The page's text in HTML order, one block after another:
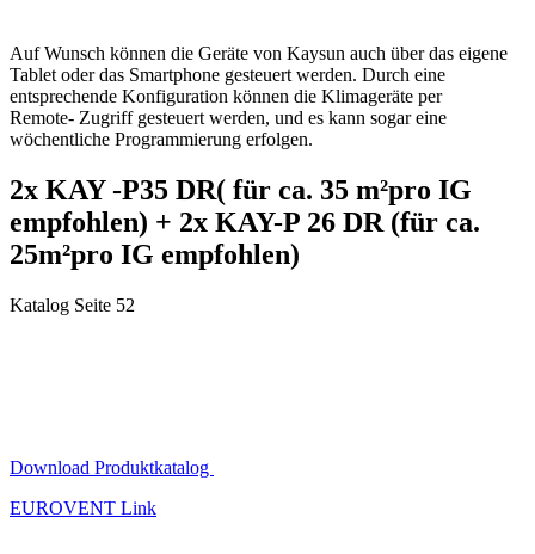
Auf Wunsch können die Geräte von Kaysun auch über das eigene
Tablet oder das Smartphone gesteuert werden. Durch eine
entsprechende Konfiguration können die Klimageräte per
Remote- Zugriff gesteuert werden, und es kann sogar eine
wöchentliche Programmierung erfolgen.
2x KAY -P35 DR( für ca. 35 m²pro IG
empfohlen) + 2x KAY-P 26 DR (für ca.
25m²pro IG empfohlen)
Katalog Seite 52
Download Produktkatalog
EUROVENT Link